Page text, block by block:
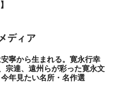
寧から生まれる。寛永行幸
宗達、遠州らが彩った寛永文
年見たい名所・名作選